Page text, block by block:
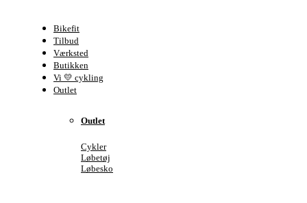
Bikefit
Tilbud
Værksted
Butikken
Vi 💛 cykling
Outlet
Outlet
Cykler
Løbetøj
Løbesko